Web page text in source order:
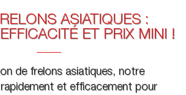
ASIATIQUES :
ET PRIX MINI !
de frelons asiatiques, notre
et efficacement pour